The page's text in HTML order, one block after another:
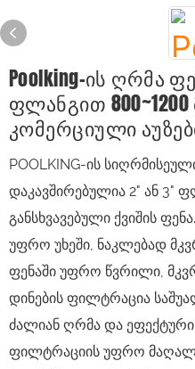
Poolking-Ის Ღრმა
Ფლანგით
Კომერციული
POOLKING-ის
დაკავშირებულია 2" ან 3"
განსხვავებული ქვიშის
უფრო უხეში, ნაკლებად
ფენაში უფრო წვრილი,
დინების ფილტრაცია
ძალიან ღრმა და
ფილტრაციის უფრო მაღალი